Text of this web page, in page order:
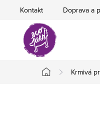
Kontakt Doprava a
Domov
Krmivá